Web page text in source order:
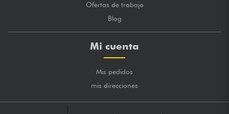
Ofertas de trabajo
Blog
Mi cuenta
Mis pedidos
mis direcciones